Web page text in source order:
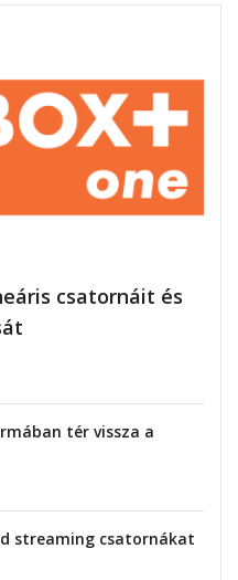
csatornáit és
tér vissza a
streaming csatornákat